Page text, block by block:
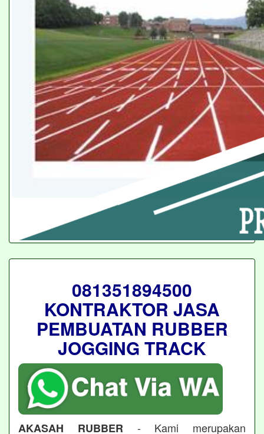
081351894500
KONTRAKTOR JASA
PEMBUATAN RUBBER
JOGGING TRACK
AKASAH RUBBER - Kami merupakan